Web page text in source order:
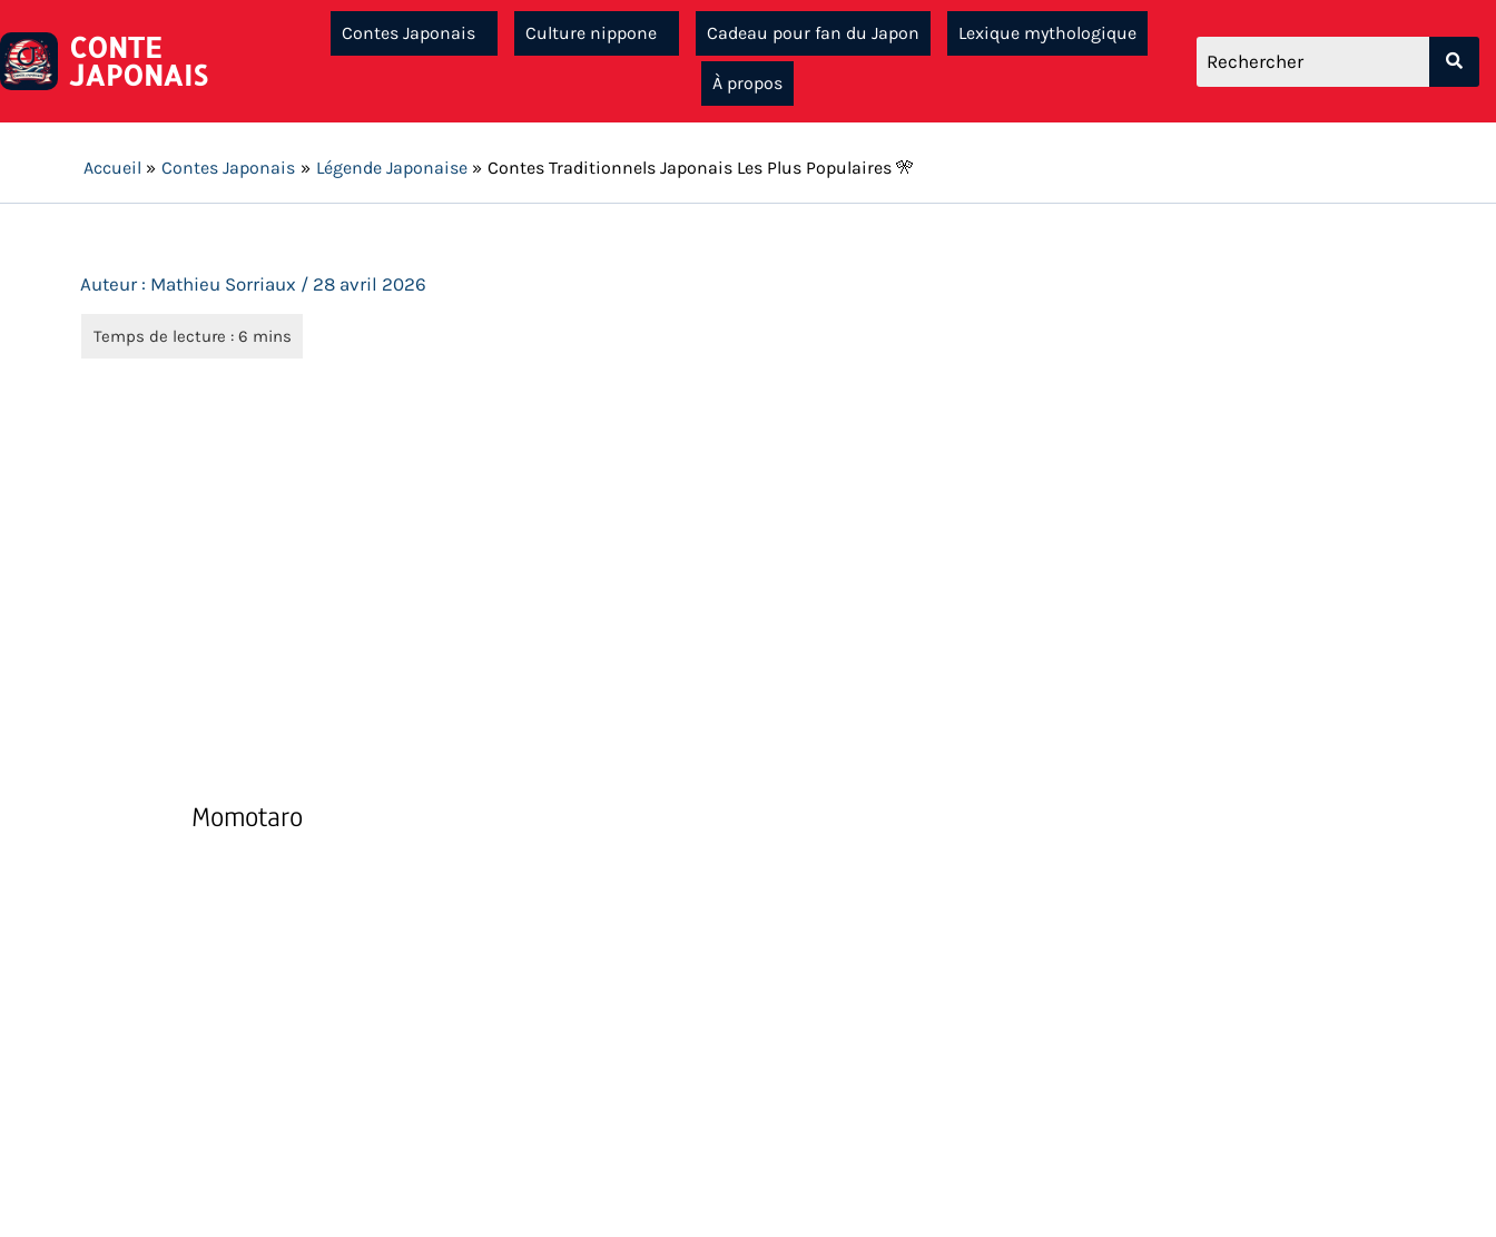
CONTE
JAPONAIS
Contes Japonais Culture nippone Cadeau pour fan du Japon Lexique mythologique
À propos
Accueil Contes Japonais Légende Japonaise Contes Traditionnels Japonais Les Plus Populaires 🎌
Auteur : Mathieu Sorriaux / 28 avril 2026
Momotaro